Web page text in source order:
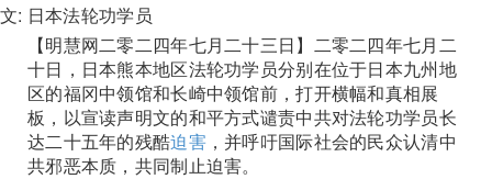
文: 日本法轮功学员
【明慧网二零二四年七月二十三日】二零二四年七月二
十日，日本熊本地区法轮功学员分别在位于日本九州地
区的福冈中领馆和长崎中领馆前，打开横幅和真相展
板，以宣读声明文的和平方式谴责中共对法轮功学员长
达二十五年的残酷迫害，并呼吁国际社会的民众认清中
共邪恶本质，共同制止迫害。